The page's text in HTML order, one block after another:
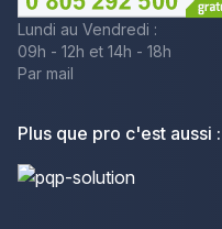
Lundi au Vendredi :
09h - 12h et 14h - 18h
Par mail
Plus que pro c'est aussi :